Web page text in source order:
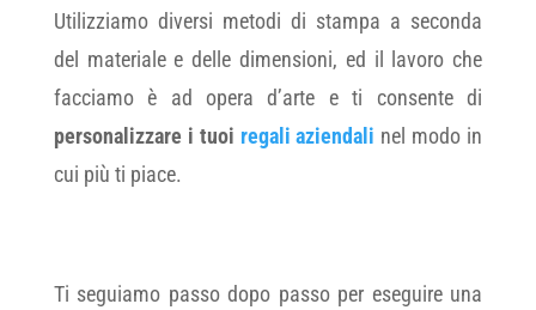
Utilizziamo diversi metodi di stampa a seconda
del materiale e delle dimensioni, ed il lavoro che
facciamo è ad opera d’arte e ti consente di
personalizzare i tuoi regali aziendali nel modo in
cui più ti piace.
Ti seguiamo passo dopo passo per eseguire una